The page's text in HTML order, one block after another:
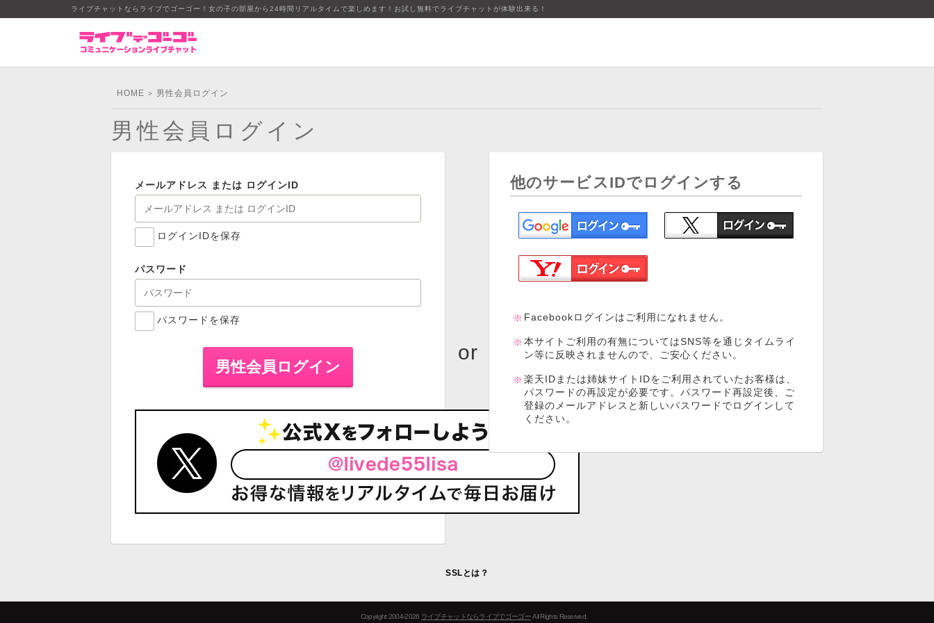
ライブチャットならライブでゴーゴー！女の子の部屋から24時間リアルタイムで楽しめます！お試し無料でライブチャットが体験出来る！
HOME > 男性会員ログイン
男性会員ログイン
メールアドレス または ログインID
ログインIDを保存
パスワード
パスワードを保存
他のサービスIDでログインする
Facebookログインはご利用になれません。
本サイトご利用の有無についてはSNS等を通じタイムライ
ン等に反映されませんので、ご安心ください。
楽天IDまたは姉妹サイトIDをご利用されていたお客様は、
パスワードの再設定が必要です。パスワード再設定後、ご
登録のメールアドレスと新しいパスワードでログインして
ください。
SSLとは？
Copyright 2004-2026 ライブチャットならライブでゴーゴーAll Rights Reserved.